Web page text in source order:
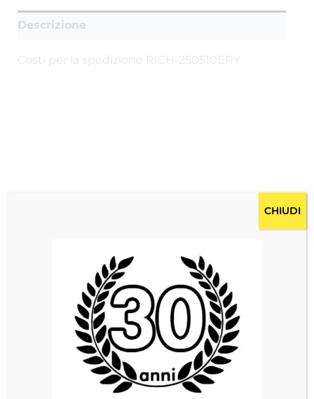
Descrizione
Costi per la spedizione RICH-250510ERY
CHIUDI